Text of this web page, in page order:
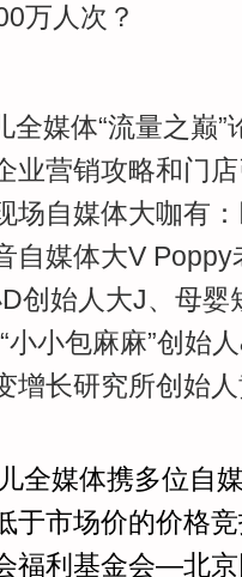
万人次？
全媒体“流量之巅
业营销攻略和门
场自媒体大咖有
自媒体大V
创始人大J、母婴
小小包麻麻”创始
增长研究所创始
全媒体携多位自
于市场价的价格
福利基金会—北